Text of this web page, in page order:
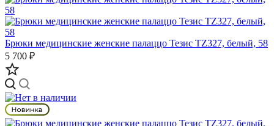
Брюки медицинские женские палаццо Тезис TZ327, белый, 58
5 700 ₽